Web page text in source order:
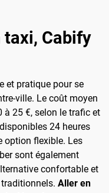
taxi, Cabify
et pratique pour se
ville. Le coût moyen
à 25 €, selon le trafic et
24 heures
option flexible. Les
sont également
confortable et
Aller en